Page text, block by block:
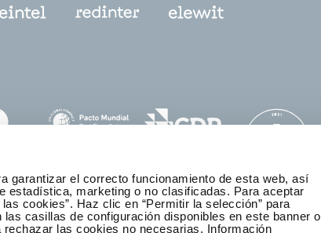
garantizar el correcto funcionamiento de esta web, así
estadística, marketing o no clasificadas. Para aceptar
cookies”. Haz clic en “Permitir la selección” para
casillas de configuración disponibles en este banner o
las cookies no necesarias. Información